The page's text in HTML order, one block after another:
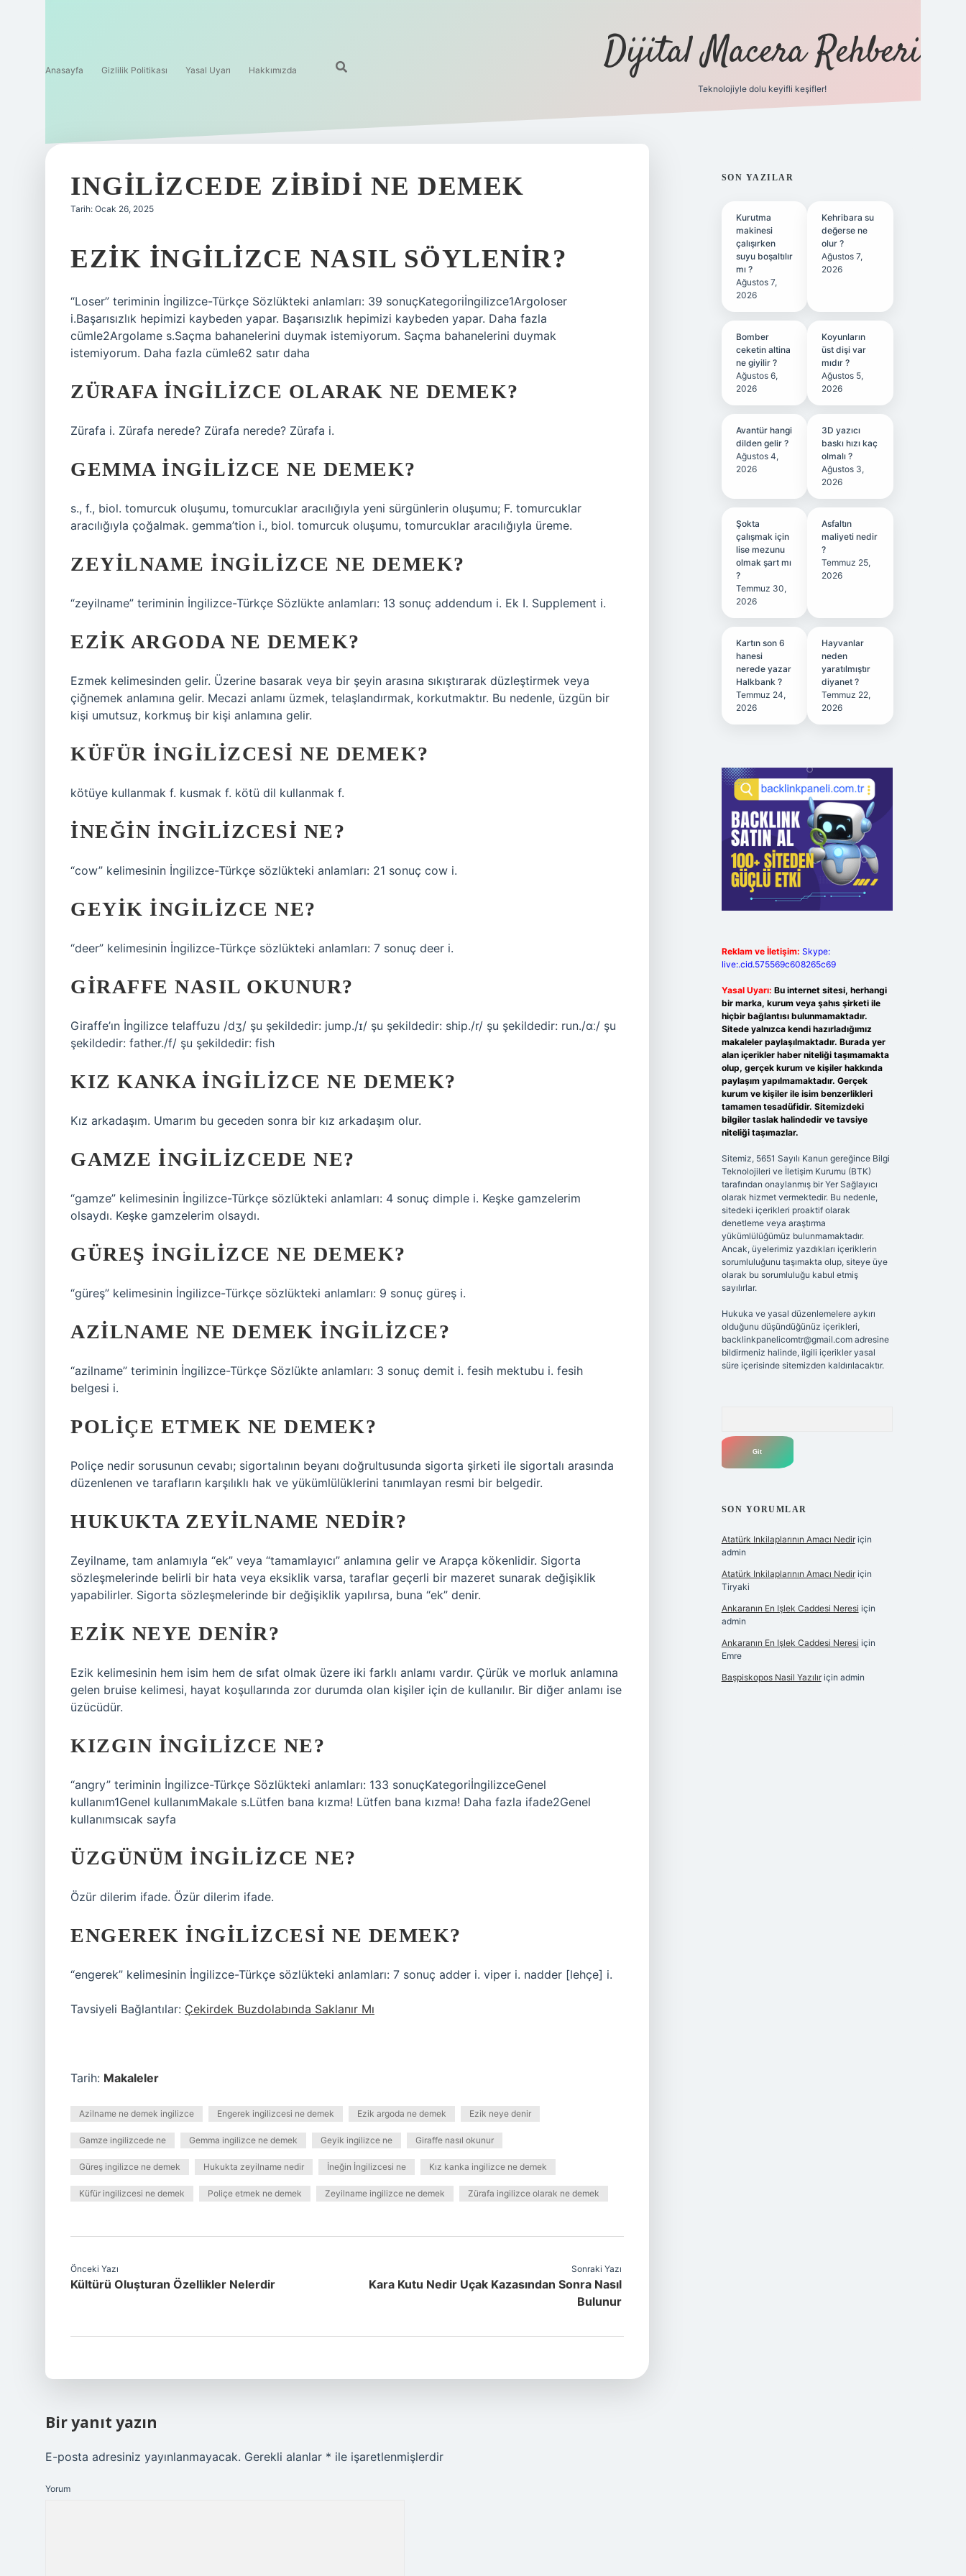
Anasayfa Gizlilik Politikası Yasal Uyarı Hakkımızda Dijital Macera Rehberi
Teknolojiyle dolu keyifli keşifler!
INGILIZCEDE ZIBIDI NE DEMEK
Tarih: Ocak 26, 2025
EZIK INGILIZCE NASIL SÖYLENIR?
“Loser” teriminin İngilizce-Türkçe Sözlükteki anlamları: 39 sonuçKategoriİngilizce1Argoloser
i.Başarısızlık hepimizi kaybeden yapar. Başarısızlık hepimizi kaybeden yapar. Daha fazla
cümle2Argolame s.Saçma bahanelerini duymak istemiyorum. Saçma bahanelerini duymak
istemiyorum. Daha fazla cümle62 satır daha
ZÜRAFA INGILIZCE OLARAK NE DEMEK?
Zürafa i. Zürafa nerede? Zürafa nerede? Zürafa i.
GEMMA INGILIZCE NE DEMEK?
s., f., biol. tomurcuk oluşumu, tomurcuklar aracılığıyla yeni sürgünlerin oluşumu; F. tomurcuklar
aracılığıyla çoğalmak. gemma’tion i., biol. tomurcuk oluşumu, tomurcuklar aracılığıyla üreme.
ZEYILNAME INGILIZCE NE DEMEK?
“zeyilname” teriminin İngilizce-Türkçe Sözlükte anlamları: 13 sonuç addendum i. Ek I. Supplement i.
EZIK ARGODA NE DEMEK?
Ezmek kelimesinden gelir. Üzerine basarak veya bir şeyin arasına sıkıştırarak düzleştirmek veya
çiğnemek anlamına gelir. Mecazi anlamı üzmek, telaşlandırmak, korkutmaktır. Bu nedenle, üzgün bir
kişi umutsuz, korkmuş bir kişi anlamına gelir.
KÜFÜR INGILIZCESI NE DEMEK?
kötüye kullanmak f. kusmak f. kötü dil kullanmak f.
İNEĞIN İNGILIZCESI NE?
“cow” kelimesinin İngilizce-Türkçe sözlükteki anlamları: 21 sonuç cow i.
GEYIK INGILIZCE NE?
“deer” kelimesinin İngilizce-Türkçe sözlükteki anlamları: 7 sonuç deer i.
GIRAFFE NASIL OKUNUR?
Giraffe’ın İngilizce telaffuzu /dʒ/ şu şekildedir: jump./ɪ/ şu şekildedir: ship./r/ şu şekildedir: run./ɑː/ şu
şekildedir: father./f/ şu şekildedir: fish
KIZ KANKA INGILIZCE NE DEMEK?
Kız arkadaşım. Umarım bu geceden sonra bir kız arkadaşım olur.
GAMZE INGILIZCEDE NE?
“gamze” kelimesinin İngilizce-Türkçe sözlükteki anlamları: 4 sonuç dimple i. Keşke gamzelerim
olsaydı. Keşke gamzelerim olsaydı.
GÜREŞ INGILIZCE NE DEMEK?
“güreş” kelimesinin İngilizce-Türkçe sözlükteki anlamları: 9 sonuç güreş i.
AZILNAME NE DEMEK INGILIZCE?
“azilname” teriminin İngilizce-Türkçe Sözlükte anlamları: 3 sonuç demit i. fesih mektubu i. fesih
belgesi i.
POLIÇE ETMEK NE DEMEK?
Poliçe nedir sorusunun cevabı; sigortalının beyanı doğrultusunda sigorta şirketi ile sigortalı arasında
düzenlenen ve tarafların karşılıklı hak ve yükümlülüklerini tanımlayan resmi bir belgedir.
HUKUKTA ZEYILNAME NEDIR?
Zeyilname, tam anlamıyla “ek” veya “tamamlayıcı” anlamına gelir ve Arapça kökenlidir. Sigorta
sözleşmelerinde belirli bir hata veya eksiklik varsa, taraflar geçerli bir mazeret sunarak değişiklik
yapabilirler. Sigorta sözleşmelerinde bir değişiklik yapılırsa, buna “ek” denir.
EZIK NEYE DENIR?
Ezik kelimesinin hem isim hem de sıfat olmak üzere iki farklı anlamı vardır. Çürük ve morluk anlamına
gelen bruise kelimesi, hayat koşullarında zor durumda olan kişiler için de kullanılır. Bir diğer anlamı ise
üzücüdür.
KIZGIN INGILIZCE NE?
“angry” teriminin İngilizce-Türkçe Sözlükteki anlamları: 133 sonuçKategoriİngilizceGenel
kullanım1Genel kullanımMakale s.Lütfen bana kızma! Lütfen bana kızma! Daha fazla ifade2Genel
kullanımsıcak sayfa
ÜZGÜNÜM INGILIZCE NE?
Özür dilerim ifade. Özür dilerim ifade.
ENGEREK INGILIZCESI NE DEMEK?
“engerek” kelimesinin İngilizce-Türkçe sözlükteki anlamları: 7 sonuç adder i. viper i. nadder [lehçe] i.
Tavsiyeli Bağlantılar: Çekirdek Buzdolabında Saklanır Mı
Tarih: Makaleler
Azilname ne demek ingilizce Engerek ingilizcesi ne demek Ezik argoda ne demek Ezik neye denir
Gamze ingilizcede ne Gemma ingilizce ne demek Geyik ingilizce ne Giraffe nasıl okunur
Güreş ingilizce ne demek Hukukta zeyilname nedir İneğin İngilizcesi ne Kız kanka ingilizce ne demek
Küfür ingilizcesi ne demek Poliçe etmek ne demek Zeyilname ingilizce ne demek Zürafa ingilizce olarak ne demek
Önceki Yazı
Kültürü Oluşturan Özellikler Nelerdir
Sonraki Yazı
Kara Kutu Nedir Uçak Kazasından Sonra Nasıl
Bulunur
Bir yanıt yazın
E-posta adresiniz yayınlanmayacak. Gerekli alanlar * ile işaretlenmişlerdir
Yorum
SIDEBAR
SON YAZILAR
Kurutma
makinesi
çalışırken
suyu boşaltılır
mı ?
Ağustos 7,
2026
Kehribara su
değerse ne
olur ?
Ağustos 7,
2026
Bomber
ceketin altina
ne giyilir ?
Ağustos 6,
2026
Koyunların
üst dişi var
mıdır ?
Ağustos 5,
2026
Avantür hangi
dilden gelir ?
Ağustos 4,
2026
3D yazıcı
baskı hızı kaç
olmalı ?
Ağustos 3,
2026
Şokta
çalışmak için
lise mezunu
olmak şart mı
?
Temmuz 30,
2026
Asfaltın
maliyeti nedir
?
Temmuz 25,
2026
Kartın son 6
hanesi
nerede yazar
Halkbank ?
Temmuz 24,
2026
Hayvanlar
neden
yaratılmıştır
diyanet ?
Temmuz 22,
2026
Reklam ve İletişim: Skype:
live:.cid.575569c608265c69
Yasal Uyarı: Bu internet sitesi, herhangi
bir marka, kurum veya şahıs şirketi ile
hiçbir bağlantısı bulunmamaktadır.
Sitede yalnızca kendi hazırladığımız
makaleler paylaşılmaktadır. Burada yer
alan içerikler haber niteliği taşımamakta
olup, gerçek kurum ve kişiler hakkında
paylaşım yapılmamaktadır. Gerçek
kurum ve kişiler ile isim benzerlikleri
tamamen tesadüfidir. Sitemizdeki
bilgiler taslak halindedir ve tavsiye
niteliği taşımazlar.
Sitemiz, 5651 Sayılı Kanun gereğince Bilgi
Teknolojileri ve İletişim Kurumu (BTK)
tarafından onaylanmış bir Yer Sağlayıcı
olarak hizmet vermektedir. Bu nedenle,
sitedeki içerikleri proaktif olarak
denetleme veya araştırma
yükümlülüğümüz bulunmamaktadır.
Ancak, üyelerimiz yazdıkları içeriklerin
sorumluluğunu taşımakta olup, siteye üye
olarak bu sorumluluğu kabul etmiş
sayılırlar.
Hukuka ve yasal düzenlemelere aykırı
olduğunu düşündüğünüz içerikleri,
backlinkpanelicomtr@gmail.comadresine
bildirmeniz halinde, ilgili içerikler yasal
süre içerisinde sitemizden kaldırılacaktır.
SON YORUMLAR
Atatürk Inkilaplarının Amacı Nediriçin
admin
Atatürk Inkilaplarının Amacı Nediriçin
Tiryaki
Ankaranın En Işlek Caddesi Neresi için
admin
Ankaranın En Işlek Caddesi Neresi için
Emre
Başpiskopos Nasil Yazılıriçin admin